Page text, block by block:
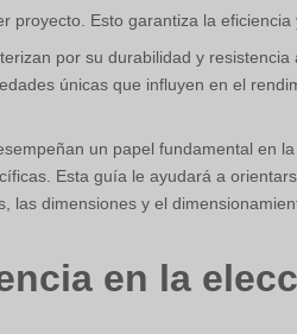
Spanish
Esto garantiza la eficiencia
por su durabilidad y resistencia
únicas que influyen en el
un papel fundamental en la
Esta guía le ayudará a
las dimensiones y el
en la